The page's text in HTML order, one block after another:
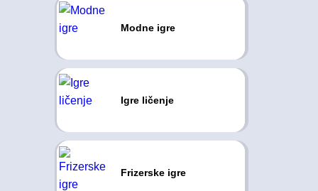
Modne igre
Igre ličenje
Frizerske igre